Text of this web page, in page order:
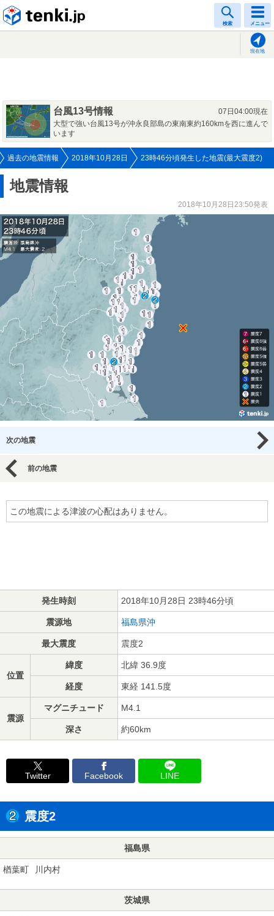
検索 メニュー
現在地
台風13号情報
07日04:00現在
大型で強い台風13号が沖永良部島の東南東約160kmを西に進んで
います
過去の地震情報 2018年10月28日 23時46分頃発生した地震(最大震度2)
地震情報
2018年10月28日23:50発表
次の地震
前の地震
この地震による津波の心配はありません。
発生時刻 2018年10月28日 23時46分頃
震源地 福島県沖
最大震度 震度2
位置
緯度 北緯 36.9度
経度 東経 141.5度
震源
マグニチュード M4.1
深さ 約60km
Twitter Facebook LINE
震度2
福島県
楢葉町 川内村
茨城県